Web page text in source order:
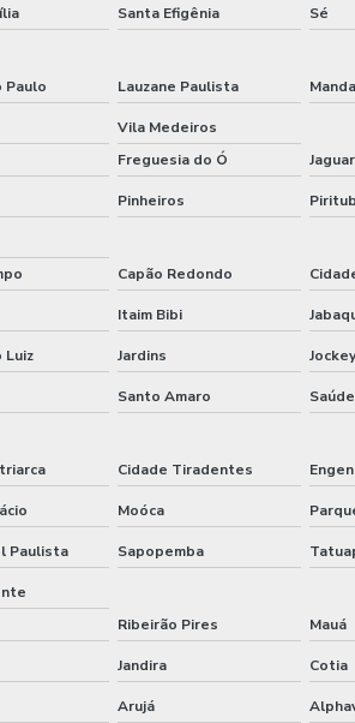
Montadoras de stands em são
Montagem de cenários
Montagem de cenografia
Montagem de estandes
Montagem de estandes para
Montagem de estandes para feiras
Montagem de stand para eventos
Montagem de stand para eventos
Montagem de stand de exibição
Montagem de stand de exibição
Montagem de stand para feiras
Santa Efigênia Sé
Paulo Lauzane Paulista
Vila Medeiros
Freguesia do Ó
Pinheiros
Capão Redondo
Itaim Bibi
Luiz Jardins
Santo Amaro Saúde
Cidade Tiradentes
Moóca
Paulista Sapopemba
Ribeirão Pires Mauá
Jandira Cotia
Arujá